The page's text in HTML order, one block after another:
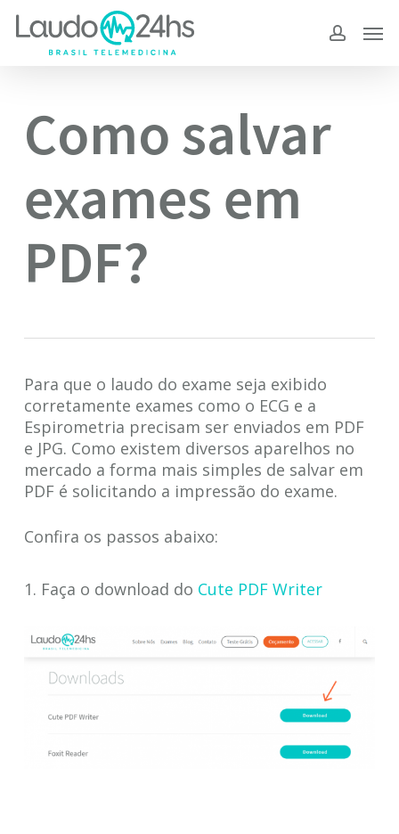
Skip
Como salvar
exames em
PDF?
Para que o laudo do exame seja exibido
corretamente exames como o ECG e a
Espirometria precisam ser enviados em PDF
e JPG. Como existem diversos aparelhos no
mercado a forma mais simples de salvar em
PDF é solicitando a impressão do exame.
Confira os passos abaixo:
1. Faça o download do Cute PDF Writer